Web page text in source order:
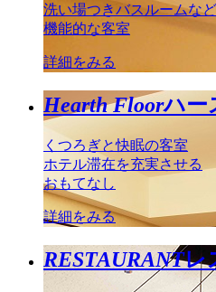
洗い場つきバスルームなど
機能的な客室
詳細をみる
Hearth Floorハー
くつろぎと快眠の客室
ホテル滞在を充実させる
おもてなし
詳細をみる
RESTAURANTレ